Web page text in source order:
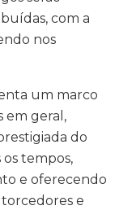
com a
nos
um marco
em geral,
do
tempos,
e oferecendo
e